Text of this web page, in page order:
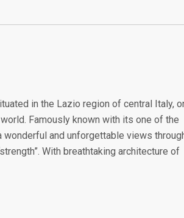
in the Lazio region of central Italy,
Famously known with its one of the
wonderful and unforgettable views
With breathtaking architecture of